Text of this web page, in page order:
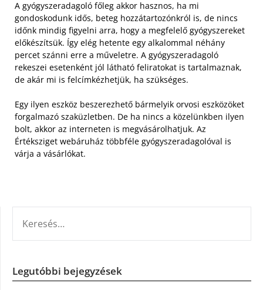
A gyógyszeradagoló főleg akkor hasznos, ha mi
gondoskodunk idős, beteg hozzátartozónkról is, de nincs
időnk mindig figyelni arra, hogy a megfelelő gyógyszereket
előkészítsük. Így elég hetente egy alkalommal néhány
percet szánni erre a műveletre. A gyógyszeradagoló
rekeszei esetenként jól látható feliratokat is tartalmaznak,
de akár mi is felcímkézhetjük, ha szükséges.
Egy ilyen eszköz beszerezhető bármelyik orvosi eszközöket
forgalmazó szaküzletben. De ha nincs a közelünkben ilyen
bolt, akkor az interneten is megvásárolhatjuk. Az
Értéksziget webáruház többféle gyógyszeradagolóval is
várja a vásárlókat.
Legutóbbi bejegyzések